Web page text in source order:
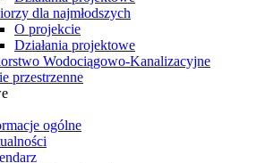
dla najmłodszych
O projekcie
Działania projektowe
Wodociągowo-Kanalizacyjne
przestrzenne
ogólne